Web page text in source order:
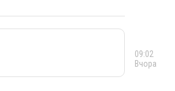
09:02
Вчора